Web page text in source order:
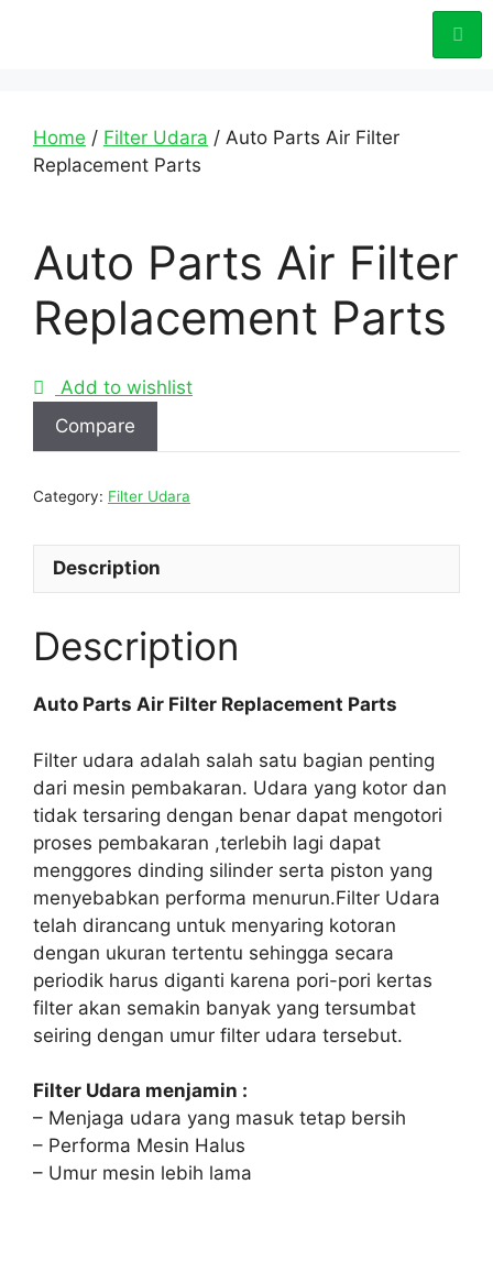
Home / Filter Udara / Auto Parts Air Filter
Replacement Parts
Auto Parts Air Filter
Replacement Parts
Add to wishlist
Compare
Category: Filter Udara
Description
Description
Auto Parts Air Filter Replacement Parts
Filter udara adalah salah satu bagian penting
dari mesin pembakaran. Udara yang kotor dan
tidak tersaring dengan benar dapat mengotori
proses pembakaran ,terlebih lagi dapat
menggores dinding silinder serta piston yang
menyebabkan performa menurun.Filter Udara
telah dirancang untuk menyaring kotoran
dengan ukuran tertentu sehingga secara
periodik harus diganti karena pori-pori kertas
filter akan semakin banyak yang tersumbat
seiring dengan umur filter udara tersebut.
Filter Udara menjamin :
– Menjaga udara yang masuk tetap bersih
– Performa Mesin Halus
– Umur mesin lebih lama